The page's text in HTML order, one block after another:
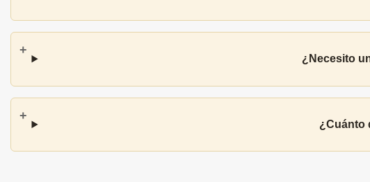
¿Necesito
¿Cuánto